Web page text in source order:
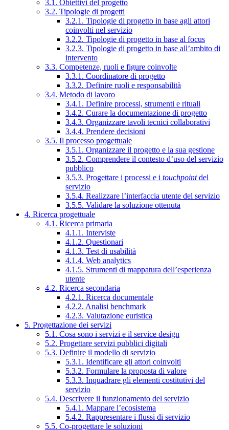
3.1. Obiettivi del progetto
3.2. Tipologie di progetti
3.2.1. Tipologie di progetto in base agli attori
coinvolti nel servizio
3.2.2. Tipologie di progetto in base al focus
3.2.3. Tipologie di progetto in base all’ambito di
intervento
3.3. Competenze, ruoli e figure coinvolte
3.3.1. Coordinatore di progetto
3.3.2. Definire ruoli e responsabilità
3.4. Metodo di lavoro
3.4.1. Definire processi, strumenti e rituali
3.4.2. Curare la documentazione di progetto
3.4.3. Organizzare tavoli tecnici collaborativi
3.4.4. Prendere decisioni
3.5. Il processo progettuale
3.5.1. Organizzare il progetto e la sua gestione
3.5.2. Comprendere il contesto d’uso del servizio
pubblico
3.5.3. Progettare i processi e i touchpointdel
servizio
3.5.4. Realizzare l’interfaccia utente del servizio
3.5.5. Validare la soluzione ottenuta
4. Ricerca progettuale
4.1. Ricerca primaria
4.1.1. Interviste
4.1.2. Questionari
4.1.3. Test di usabilità
4.1.4. Web analytics
4.1.5. Strumenti di mappatura dell’esperienza
utente
4.2. Ricerca secondaria
4.2.1. Ricerca documentale
4.2.2. Analisi benchmark
4.2.3. Valutazione euristica
5. Progettazione dei servizi
5.1. Cosa sono i servizi e il service design
5.2. Progettare servizi pubblici digitali
5.3. Definire il modello di servizio
5.3.1. Identificare gli attori coinvolti
5.3.2. Formulare la proposta di valore
5.3.3. Inquadrare gli elementi costitutivi del
servizio
5.4. Descrivere il funzionamento del servizio
5.4.1. Mappare l’ecosistema
5.4.2. Rappresentare i flussi di servizio
5.5. Co-progettare le soluzioni